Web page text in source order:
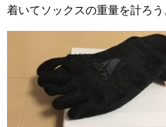
着いてソックスの重量を計ろう